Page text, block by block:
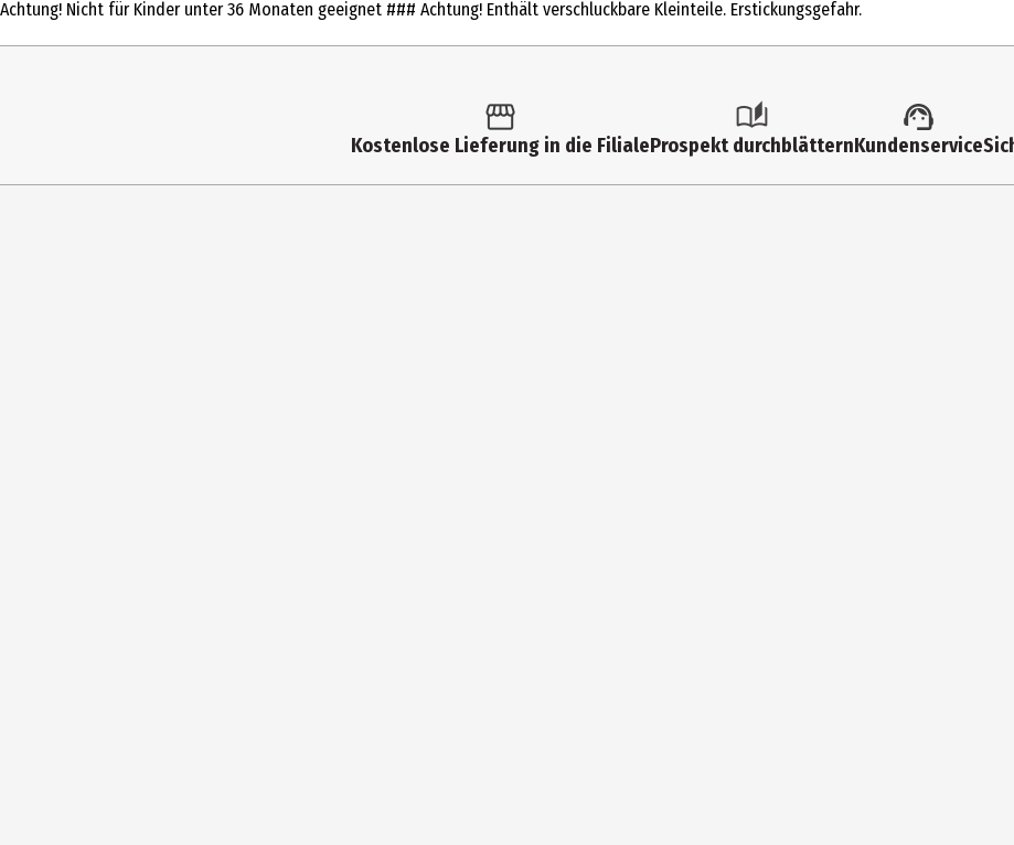
Schipper Motiv Gruppe Triptychon
Achtung! Nicht für Kinder unter 36 Monaten geeignet ### Achtung! Enthält verschluckbare Kleinteile. Erstickungsgefahr.
Kostenlose Lieferung in die FilialeProspekt durchblätternKundenservice